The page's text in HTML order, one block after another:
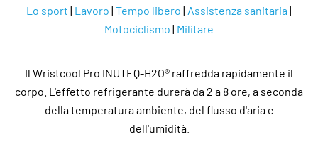
Lo sport | Lavoro | Tempo libero | Assistenza sanitaria |
Motociclismo | Militare
Il Wristcool Pro INUTEQ-H2O® raffredda rapidamente il
corpo. L'effetto refrigerante durerà da 2 a 8 ore, a seconda
della temperatura ambiente, del flusso d'aria e
dell'umidità.